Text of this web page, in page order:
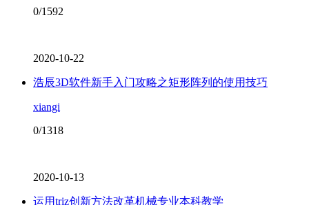
0/1592
2020-10-22
浩辰3D软件新手入门攻略之矩形阵列的使用技巧
xiangi
0/1318
2020-10-13
运用triz创新方法改革机械专业本科教学